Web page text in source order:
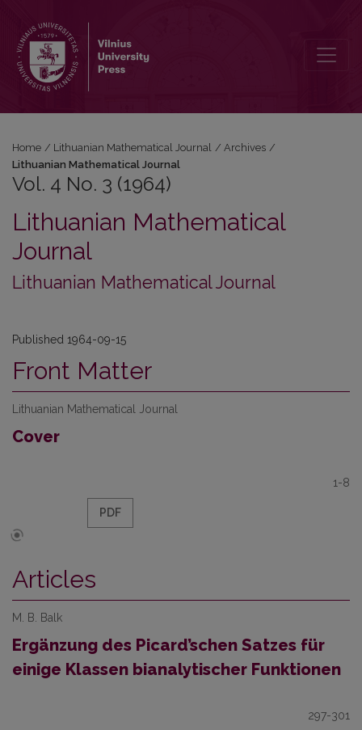
Home / Lithuanian Mathematical Journal / Archives /
Lithuanian Mathematical Journal
Vol. 4 No. 3 (1964)
Lithuanian Mathematical
Journal
Lithuanian Mathematical Journal
Published 1964-09-15
Front Matter
Lithuanian Mathematical Journal
Cover
1-8
PDF
Articles
M. B. Balk
Ergänzung des Picard’schen Satzes für
einige Klassen bianalytischer Funktionen
297-301